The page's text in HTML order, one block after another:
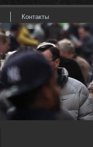
Контакты